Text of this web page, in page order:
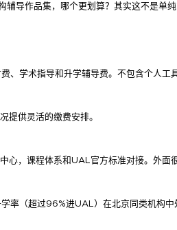
导作品集，哪个更划算？其实这不是
、学术指导和升学辅导费。不包含个人工
提供灵活的缴费安排。
心，课程体系和UAL官方标准对接。外
率（超过96%进UAL）在北京同类机构中